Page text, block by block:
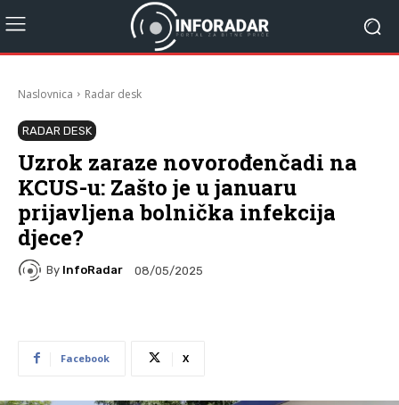
Naslovnica Radar desk
RADAR DESK
Uzrok zaraze novorođenčadi na
KCUS-u: Zašto je u januaru
prijavljena bolnička infekcija
djece?
By InfoRadar 08/05/2025
Facebook X